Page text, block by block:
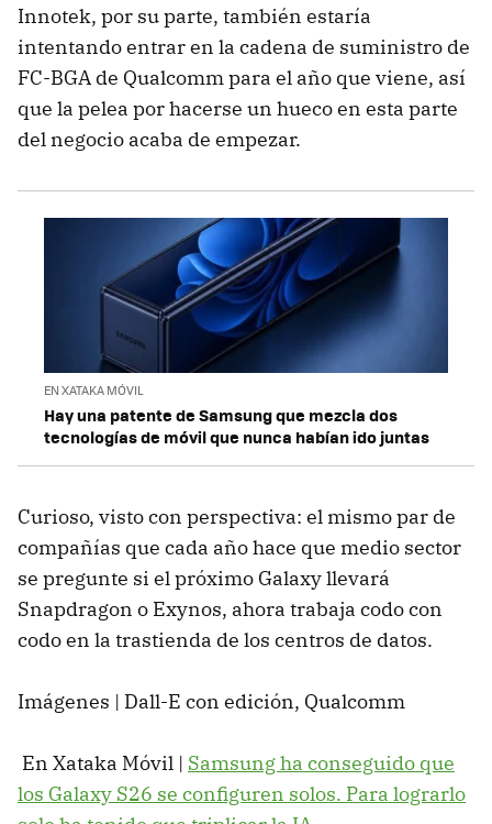
Innotek, por su parte, también estaría
intentando entrar en la cadena de suministro de
FC-BGA de Qualcomm para el año que viene, así
que la pelea por hacerse un hueco en esta parte
del negocio acaba de empezar.
EN XATAKA MÓVIL
Hay una patente de Samsung que mezcla dos
tecnologías de móvil que nunca habían ido juntas
Curioso, visto con perspectiva: el mismo par de
compañías que cada año hace que medio sector
se pregunte si el próximo Galaxy llevará
Snapdragon o Exynos, ahora trabaja codo con
codo en la trastienda de los centros de datos.
Imágenes | Dall-E con edición, Qualcomm
En Xataka Móvil | Samsung ha conseguido que
los Galaxy S26 se configuren solos. Para lograrlo